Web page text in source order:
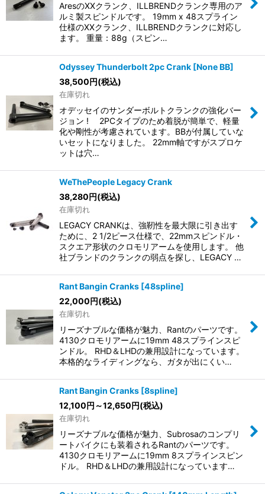
AresのXXクランク、ILLBRENDクランク専用のア
ルミ製スピンドルです。 19mm x 48スプライン
仕様のXXクランク、ILLBRENDクランクに対応し
ます。 重量：88g（スピン…
Odyssey Thunderbolt 2pc Crank [None BB]
38,500円(税込)
在庫切れ
オデッセイのサンダーボルトクランクの強化バー
ジョン ! 2PCタイプのため着脱が簡単で、軽量
化や剛性が考慮されています。BBが付属していな
いセットになりました。 22mm軸ですがスプロケ
ットは穴…
WeThePeople Legacy Crank
38,280円(税込)
在庫切れ
LEGACY CRANKは、強靭性を最大限に引き出す
ために、2 1/2ピース仕様で、22mmスピンドル・
スクエア形状のクロモリアームを使用します。 他
社ブランドのクランクの弱点を探し、LEGACY …
Rant Bangin Cranks [48spline]
22,000円(税込)
在庫切れ
リーズナブルな価格が魅力、Rantのパーツです。
4130クロモリアームに19mm 48スプラインスピ
ンドル。 RHD＆LHDの兼用設計になっています。
本格的なライディングなら、ガタが出にくい…
Rant Bangin Cranks [8spline]
12,100円 ～12,650円(税込)
在庫切れ
リーズナブルな価格が魅力、Subrosaのコンプリ
ートバイクにも装着されるRantのパーツです。
4130クロモリアームに19mm 8スプラインスピン
ドル。 RHD＆LHDの兼用設計になっています…